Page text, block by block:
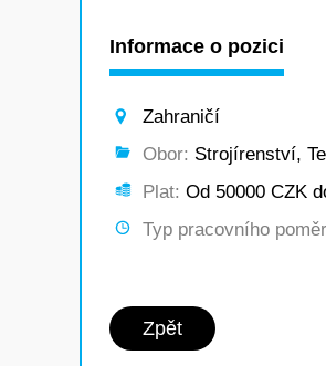
Informace o pozici
Zahraničí
Obor: Strojírenství,
Plat: Od 50000 CZK
Typ pracovního
Zpět